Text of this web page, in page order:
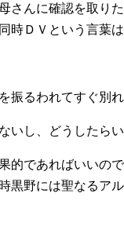
さんに確認を取り
時ＤＶという言葉は
振るわれてすぐ別
いし、どうしたらい
的であればいいの
黒野には聖なるア